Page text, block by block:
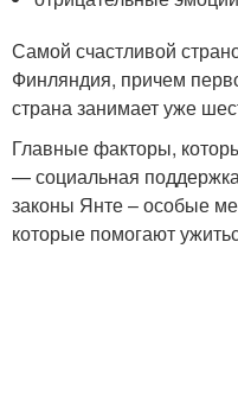
Самой счастливой
Финляндия, причем
страна занимает уже
Главные факторы,
— социальная
законы Янте – особые
которые помогают